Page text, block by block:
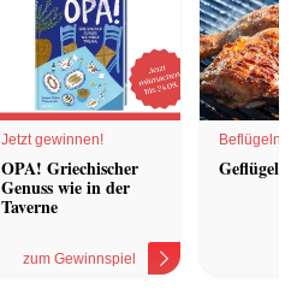
Jetzt gewinnen!
OPA! Griechischer
Genuss wie in der
Taverne
zum Gewinnspiel
Geflügel